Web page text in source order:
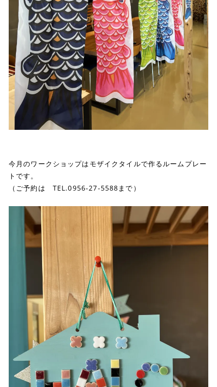
今月のワークショップはモザイクタイルで作るルームプレー
トです。
（ご予約は TEL.0956-27-5588まで）